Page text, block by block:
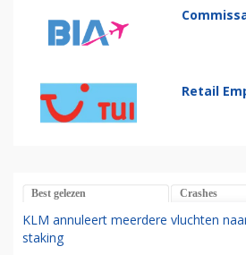
Retail
Best gelezen Crashes
KLM annuleert meerdere vluchten
staking